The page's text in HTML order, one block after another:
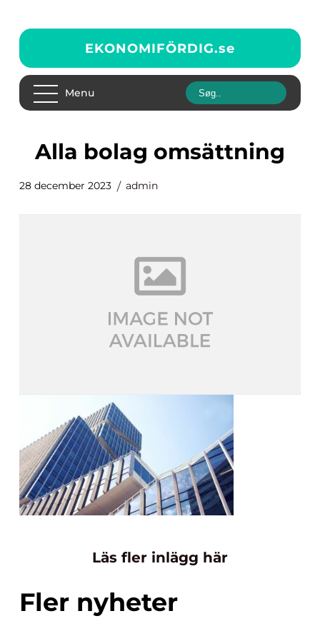
EKONOMIFÖRDIG.se
Menu
alla bolag omsättning
28 december 2023 admin
Läs fler inlägg här
Fler nyheter